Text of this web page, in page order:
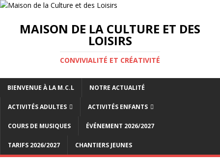
MAISON DE LA CULTURE ET DES
LOISIRS
CONVIVIALITÉ ET CRÉATIVITÉ
BIENVENUE À LA M.C.L NOTRE ACTUALITÉ
ACTIVITÉS ADULTES ACTIVITÉS ENFANTS
COURS DE MUSIQUES ÉVÉNEMENT 2026/2027
TARIFS 2026/2027 CHANTIERS JEUNES